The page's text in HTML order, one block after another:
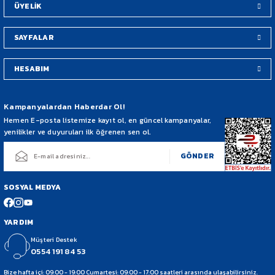
ÜYELİK
SAYFALAR
HESABIM
Kampanyalardan Haberdar Ol!
Hemen E-posta listemize kayıt ol, en güncel kampanyalar,
yenilikler ve duyuruları ilk öğrenen sen ol.
GÖNDER
SOSYAL MEDYA
YARDIM
Müşteri Destek
0554 191 84 53
Bize hafta içi: 09:00 - 19:00 Cumartesi: 09:00 - 17:00 saatleri arasında ulaşabilirsiniz.